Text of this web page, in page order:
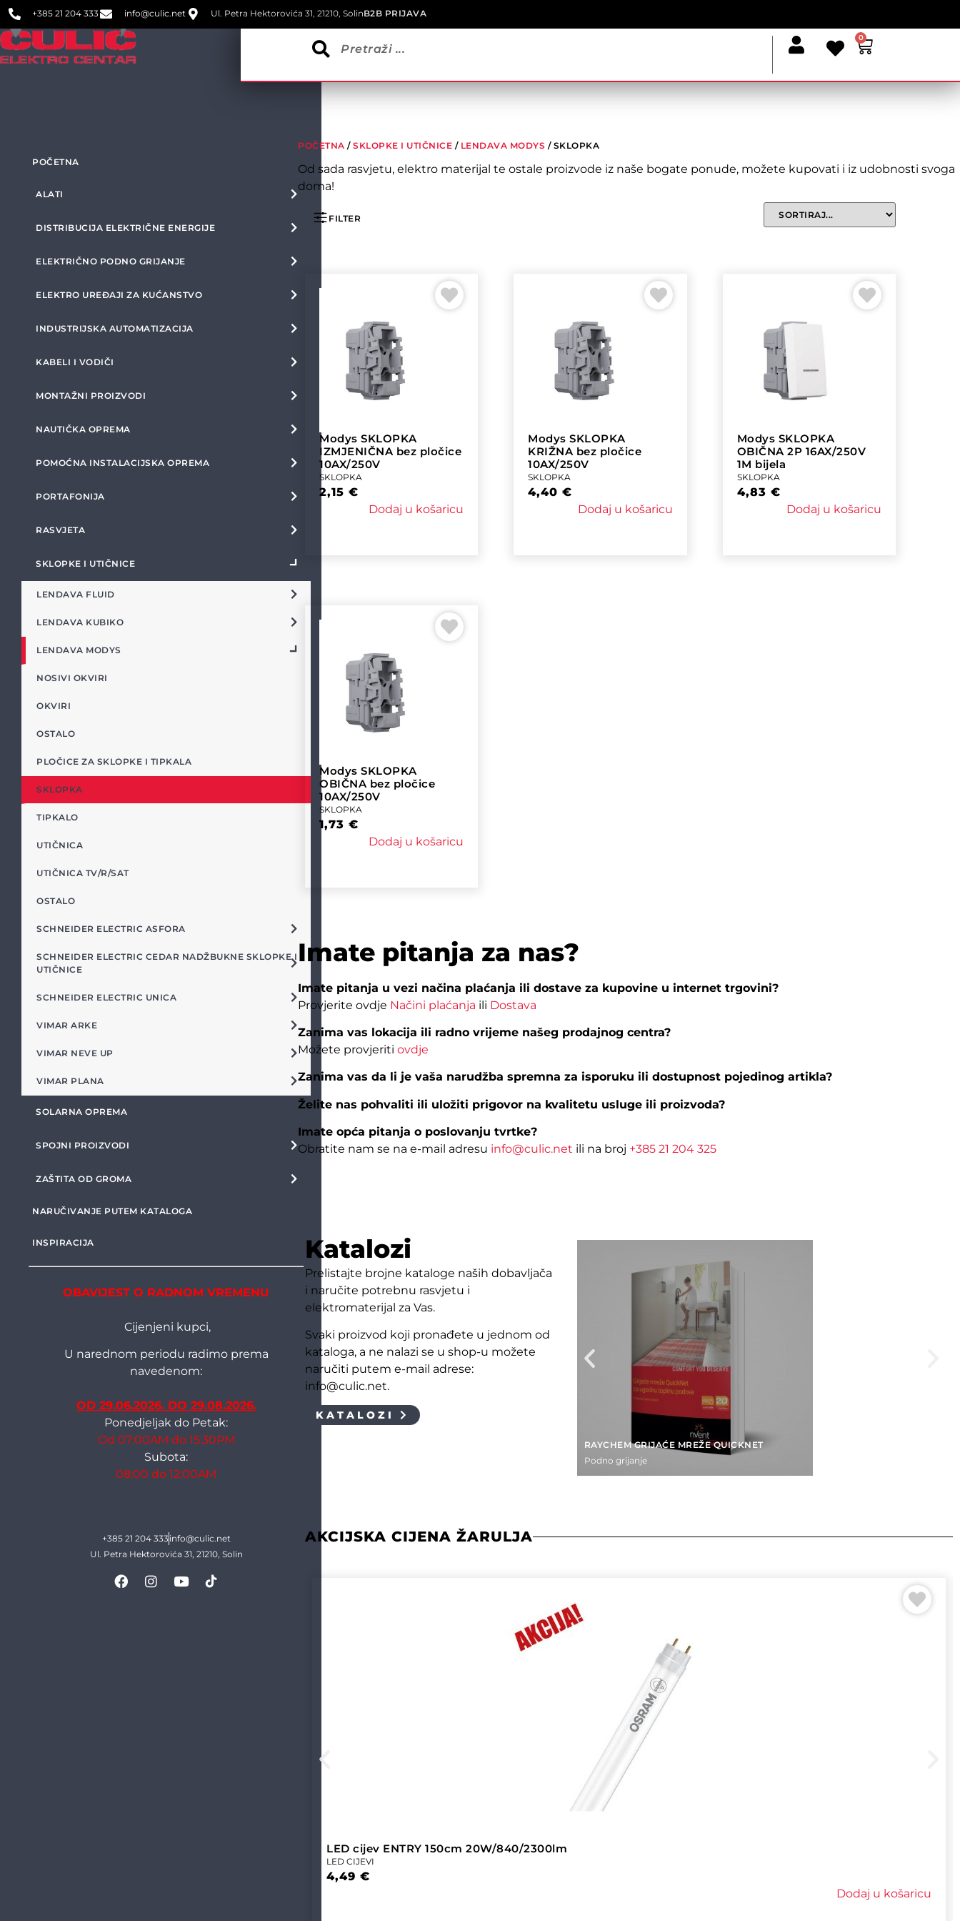
+385 21 204 333 info@culic.net Ul. Petra Hektorovića 31, 21210, SolinB2B PRIJAVA
0
POČETNA
ALATI
DISTRIBUCIJA ELEKTRIČNE ENERGIJE
ELEKTRIČNO PODNO GRIJANJE
ELEKTRO UREĐAJI ZA KUĆANSTVO
INDUSTRIJSKA AUTOMATIZACIJA
KABELI I VODIČI
MONTAŽNI PROIZVODI
NAUTIČKA OPREMA
POMOĆNA INSTALACIJSKA OPREMA
PORTAFONIJA
RASVJETA
SKLOPKE I UTIČNICE
LENDAVA FLUID
LENDAVA KUBIKO
LENDAVA MODYS
NOSIVI OKVIRI
OKVIRI
OSTALO
PLOČICE ZA SKLOPKE I TIPKALA
SKLOPKA
TIPKALO
UTIČNICA
UTIČNICA TV/R/SAT
OSTALO
SCHNEIDER ELECTRIC ASFORA
SCHNEIDER ELECTRIC CEDAR NADŽBUKNE SKLOPKE I
UTIČNICE
SCHNEIDER ELECTRIC UNICA
VIMAR ARKE
VIMAR NEVE UP
VIMAR PLANA
SOLARNA OPREMA
SPOJNI PROIZVODI
ZAŠTITA OD GROMA
NARUČIVANJE PUTEM KATALOGA
INSPIRACIJA
OBAVIJEST O RADNOM VREMENU
Cijenjeni kupci,
U narednom periodu radimo prema
navedenom:
OD 29.06.2026. DO 29.08.2026.
Ponedjeljak do Petak:
Od 07:00AM do 15:30PM
Subota:
08:00 do 12:00AM
+385 21 204 333info@culic.net
Ul. Petra Hektorovića 31, 21210, Solin
POČETNA /SKLOPKE I UTIČNICE / LENDAVA MODYS / SKLOPKA
Od sada rasvjetu, elektro materijal te ostale proizvode iz naše bogate ponude, možete kupovati i iz udobnosti svoga
doma!
FILTER
Modys SKLOPKA
IZMJENIČNA bez pločice
10AX/250V
SKLOPKA
2,15€
Dodaj u košaricu
Modys SKLOPKA
KRIŽNA bez pločice
10AX/250V
SKLOPKA
4,40€
Dodaj u košaricu
Modys SKLOPKA
OBIČNA 2P 16AX/250V
1M bijela
SKLOPKA
4,83 €
Dodaj u košaricu
Modys SKLOPKA
OBIČNA bez pločice
10AX/250V
SKLOPKA
1,73€
Dodaj u košaricu
Imate pitanja za nas?
Imate pitanja u vezi načina plaćanja ili dostave za kupovine u internet trgovini?
Provjerite ovdje Načini plaćanja ili Dostava
Zanima vas lokacija ili radno vrijeme našeg prodajnog centra?
Možete provjeritiovdje
Zanima vas da li je vaša narudžba spremna za isporuku ili dostupnost pojedinog artikla?
Želite nas pohvaliti ili uložiti prigovor na kvalitetu usluge ili proizvoda?
Imate opća pitanja o poslovanju tvrtke?
Obratite nam se na e-mail adresu info@culic.net ili na broj +385 21 204 325
Katalozi
Prelistajte brojne kataloge naših dobavljača
i naručite potrebnu rasvjetu i
elektromaterijal za Vas.
Svaki proizvod koji pronađete u jednom od
kataloga, a ne nalazi se u shop-u možete
naručiti putem e-mail adrese:
info@culic.net.
KATALOZI
RAYCHEM GRIJAĆE MREŽE QUICKNET
Podno grijanje
AKCIJSKA CIJENA ŽARULJA
LED cijev ENTRY 150cm 20W/840/2300lm
LED CIJEVI
4,49€
Dodaj u košaricu